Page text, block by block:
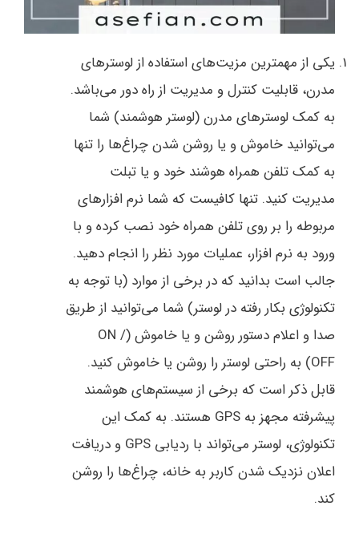
یکی از مهمترین مزیت‌های استفاده از لوسترهای
مدرن، قابلیت کنترل و مدیریت از راه دور می‌باشد.
به کمک لوسترهای مدرن (لوستر هوشمند) شما
می‌توانید خاموش و یا روشن شدن چراغ‌ها را تنها
به کمک تلفن همراه هوشند خود و یا تبلت
مدیریت کنید. تنها کافیست که شما نرم افزارهای
مربوطه را بر روی تلفن همراه خود نصب کرده و با
ورود به نرم افزار، عملیات مورد نظر را انجام دهید.
جالب است بدانید که در برخی از موارد (با توجه به
تکنولوژی بکار رفته در لوستر) شما می‌توانید از طریق
صدا و اعلام دستور روشن و یا خاموش (ON /
OFF) به راحتی لوستر را روشن یا خاموش کنید.
قابل ذکر است که برخی از سیستم‌های هوشمند
پیشرفته مجهز به GPS هستند. به کمک این
تکنولوژی، لوستر می‌تواند با ردیابی GPS و دریافت
اعلان نزدیک شدن کاربر به خانه، چراغ‌ها را روشن
کند.